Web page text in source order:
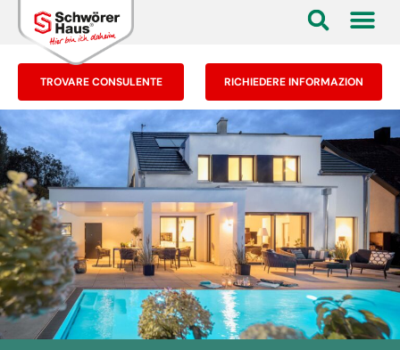
TROVARE CONSULENTE RICHIEDERE INFORMAZION